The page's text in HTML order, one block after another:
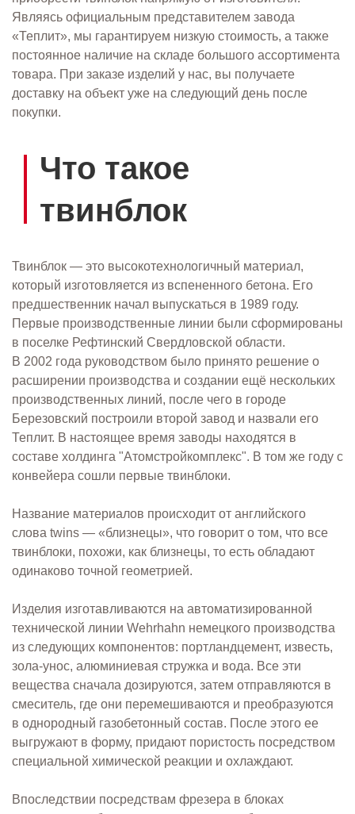
Являясь официальным представителем завода
«Теплит», мы гарантируем низкую стоимость, а также
постоянное наличие на складе большого ассортимента
товара. При заказе изделий у нас, вы получаете
доставку на объект уже на следующий день после
покупки.
Что такое
твинблок
Твинблок — это высокотехнологичный материал,
который изготовляется из вспененного бетона. Его
предшественник начал выпускаться в 1989 году.
Первые производственные линии были сформированы
в поселке Рефтинский Свердловской области.
В 2002 года руководством было принято решение о
расширении производства и создании ещё нескольких
производственных линий, после чего в городе
Березовский построили второй завод и назвали его
Теплит. В настоящее время заводы находятся в
составе холдинга "Атомстройкомплекс". В том же году с
конвейера сошли первые твинблоки.
Название материалов происходит от английского
слова twins — «близнецы», что говорит о том, что все
твинблоки, похожи, как близнецы, то есть обладают
одинаково точной геометрией.
Изделия изготавливаются на автоматизированной
технической линии Wehrhahn немецкого производства
из следующих компонентов: портландцемент, известь,
зола-унос, алюминиевая стружка и вода. Все эти
вещества сначала дозируются, затем отправляются в
смеситель, где они перемешиваются и преобразуются
в однородный газобетонный состав. После этого ее
выгружают в форму, придают пористость посредством
специальной химической реакции и охлаждают.
Впоследствии посредствам фрезера в блоках